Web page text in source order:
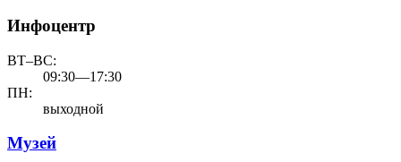
Инфоцентр
ВТ–ВС:
09:30—17:30
ПН:
выходной
Музей